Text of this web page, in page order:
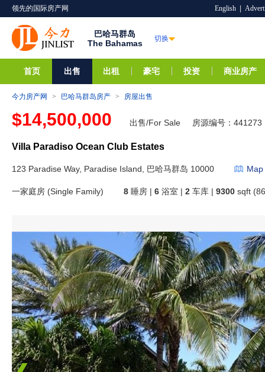
领先的国际房产网 English
巴哈马群岛
The Bahamas
切换
首页 出售 出租 豪宅 投资 商业房产
今力房产网 > 巴哈马群岛房产 > 房屋出售
$14,500,000 出售/For Sale 房源编号：441273
Villa Paradiso Ocean Club Estates
123 Paradise Way, Paradise Island, 巴哈马群岛 10000 Map
一家庭房 (Single Family) 8 睡房 | 6 浴室 | 2 车库 | 9300 sqft